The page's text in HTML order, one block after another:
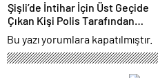
Şişli’de İntihar İçin Üst Geçide
Çıkan Kişi Polis Tarafından
İkna Edildi
Bu yazı yorumlara kapatılmıştır.